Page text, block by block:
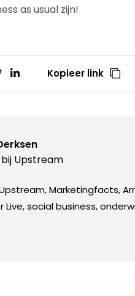
as usual zijn!
Kopieer link
Upstream
Marketingfacts,
Live, social business,